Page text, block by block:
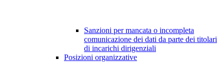
Sanzioni per mancata o incompleta
comunicazione dei dati da parte dei titolari
di incarichi dirigenziali
Posizioni organizzative